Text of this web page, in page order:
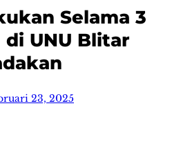
Selama 3
di UNU Blitar
23, 2025